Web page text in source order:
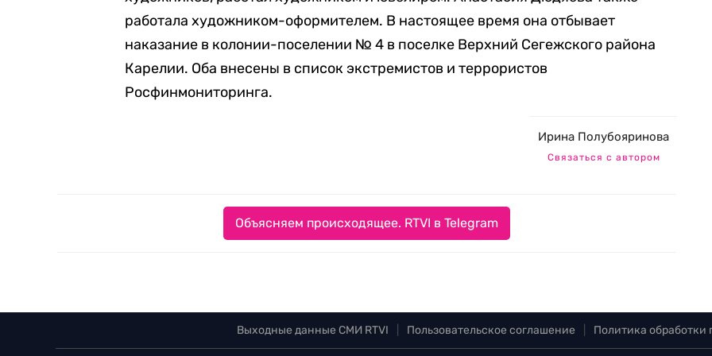
работала художником-оформителем. В настоящее время она отбывает
наказание в колонии-поселении № 4 в поселке Верхний Сегежского района
Карелии. Оба внесены в список экстремистов и террористов
Росфинмониторинга.
Ирина Полубояринова
Связаться с автором
Объясняем происходящее. RTVI в Telegram
Выходные данные СМИ RTVI Пользовательское соглашение Политика